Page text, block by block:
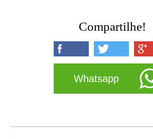
Compartilhe!
Whatsapp